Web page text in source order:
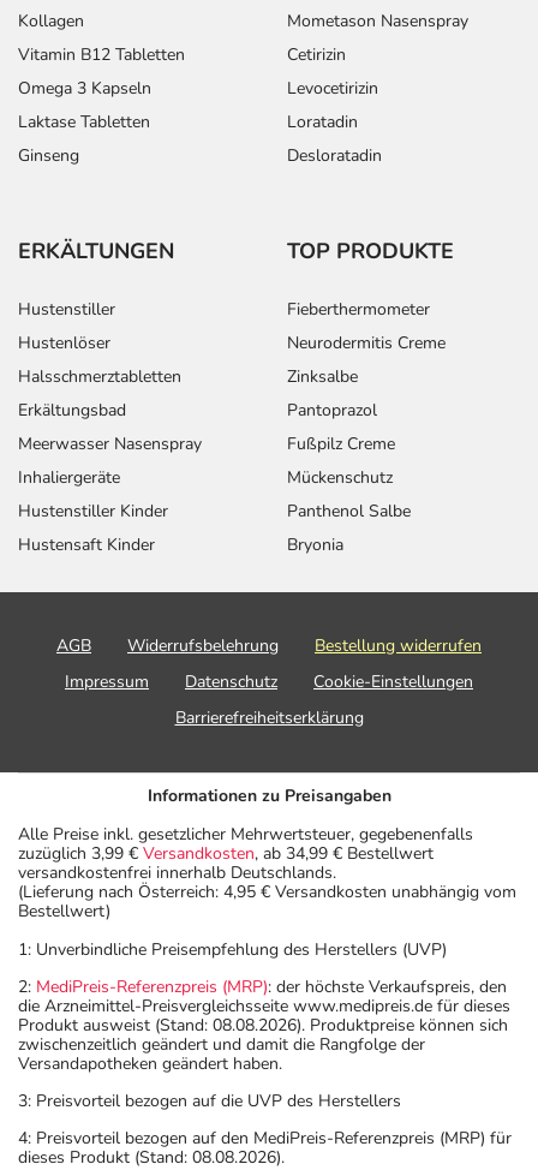
Kollagen
Vitamin B12 Tabletten
Omega 3 Kapseln
Laktase Tabletten
Ginseng
Mometason Nasenspray
Cetirizin
Levocetirizin
Loratadin
Desloratadin
ERKÄLTUNGEN
Hustenstiller
Hustenlöser
Halsschmerztabletten
Erkältungsbad
Meerwasser Nasenspray
Inhaliergeräte
Hustenstiller Kinder
Hustensaft Kinder
TOP PRODUKTE
Fieberthermometer
Neurodermitis Creme
Zinksalbe
Pantoprazol
Fußpilz Creme
Mückenschutz
Panthenol Salbe
Bryonia
AGB Widerrufsbelehrung
Bestellung widerrufen
Impressum
Datenschutz
Cookie-Einstellungen
Barrierefreiheitserklärung
Informationen zu Preisangaben
Alle Preise inkl. gesetzlicher Mehrwertsteuer, gegebenenfalls
zuzüglich 3,99 € Versandkosten, ab 34,99 € Bestellwert
versandkostenfrei innerhalb Deutschlands.
(Lieferung nach Österreich: 4,95 € Versandkosten unabhängig vom
Bestellwert)
1: Unverbindliche Preisempfehlung des Herstellers (UVP)
2: MediPreis-Referenzpreis (MRP): der höchste Verkaufspreis, den
die Arzneimittel-Preisvergleichsseite www.medipreis.de für dieses
Produkt ausweist (Stand: 08.08.2026). Produktpreise können sich
zwischenzeitlich geändert und damit die Rangfolge der
Versandapotheken geändert haben.
3: Preisvorteil bezogen auf die UVP des Herstellers
4: Preisvorteil bezogen auf den MediPreis-Referenzpreis (MRP) für
dieses Produkt (Stand: 08.08.2026).